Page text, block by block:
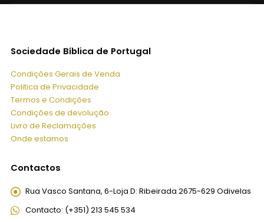
Sociedade Bíblica de Portugal
Condições Gerais de Venda
Politica de Privacidade
Termos e Condições
Condições de devolução
Livro de Reclamações
Onde estamos
Contactos
Rua Vasco Santana, 6-Loja D: Ribeirada 2675-629 Odivelas
Contacto: (+351) 213 545 534